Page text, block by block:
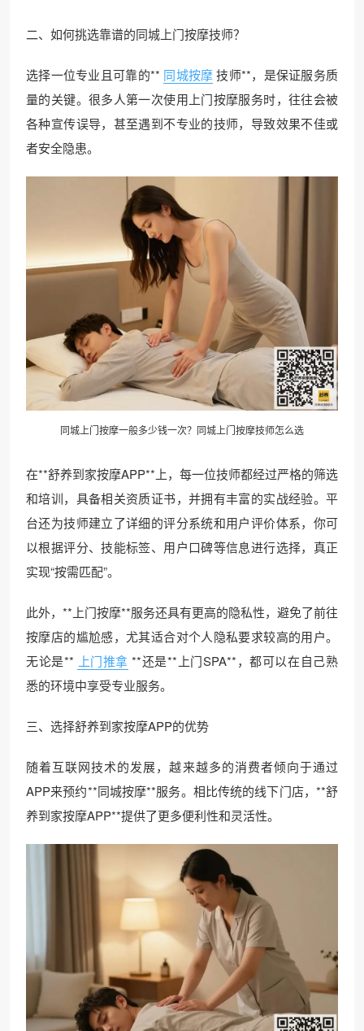
二、如何挑选靠谱的同城上门按摩技师？
选择一位专业且可靠的** 同城按摩 技师**，是保证服务质
量的关键。很多人第一次使用上门按摩服务时，往往会被
各种宣传误导，甚至遇到不专业的技师，导致效果不佳或
者安全隐患。
同城上门按摩一般多少钱一次？同城上门按摩技师怎么选
在**舒养到家按摩APP**上，每一位技师都经过严格的筛选
和培训，具备相关资质证书，并拥有丰富的实战经验。平
台还为技师建立了详细的评分系统和用户评价体系，你可
以根据评分、技能标签、用户口碑等信息进行选择，真正
实现“按需匹配”。
此外，**上门按摩**服务还具有更高的隐私性，避免了前往
按摩店的尴尬感，尤其适合对个人隐私要求较高的用户。
无论是** 上门推拿 **还是**上门SPA**，都可以在自己熟
悉的环境中享受专业服务。
三、选择舒养到家按摩APP的优势
随着互联网技术的发展，越来越多的消费者倾向于通过
APP来预约**同城按摩**服务。相比传统的线下门店，**舒
养到家按摩APP**提供了更多便利性和灵活性。